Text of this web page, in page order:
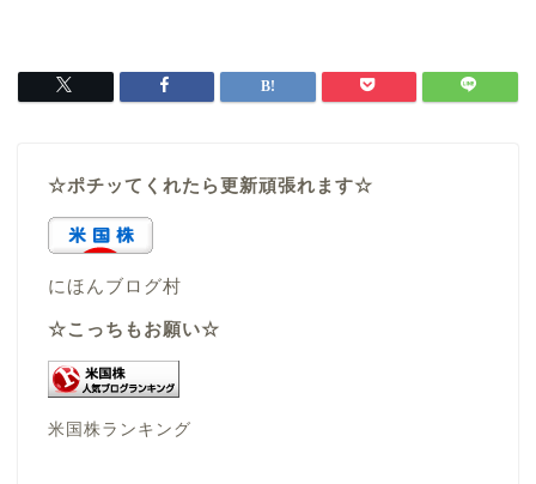
☆ポチッてくれたら更新頑張れます☆
にほんブログ村
☆こっちもお願い☆
米国株ランキング